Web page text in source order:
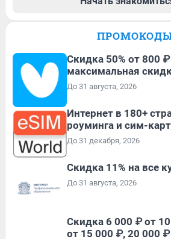
Скидка 50% от 800
максимальная
До 31 августа, 2026
Интернет в 180+
роуминга и сим-карт
До 31 декабря, 2026
Скидка 11% на все
До 31 августа, 2026
Скидка 6 000 ₽ от
от 15 000 ₽, 20 000